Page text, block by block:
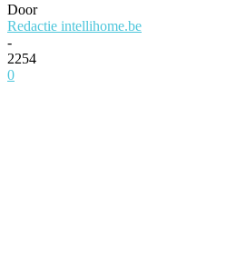
Door
Redactie intellihome.be
-
2254
0